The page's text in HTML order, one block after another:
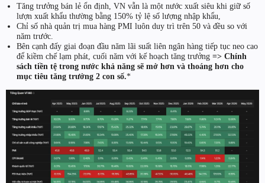
Tăng trưởng bán lẻ ổn định, VN vẫn là một nước xuất siêu khi giữ số
lượn xuất khẩu thường bằng 150% tỷ lệ số lượng nhập khẩu,
Chỉ số nhà quản trị mua hàng PMI luôn duy trì trên 50 và đều so với
năm trước.
Bên cạnh đấy giai đoạn đầu năm lãi suất liên ngân hàng tiếp tục neo cao
để kiềm chế lạm phát, cuối năm với kế hoạch tăng trưởng => Chính
sách tiền tệ trong nước khả năng sẽ mở hơn và thoáng hơn cho
mục tiêu tăng trưởng 2 con số.*